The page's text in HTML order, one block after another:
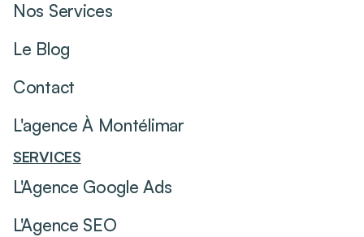
Nos Services
Le Blog
Contact
L'agence À Montélimar
SERVICES
L'Agence Google Ads
L'Agence SEO